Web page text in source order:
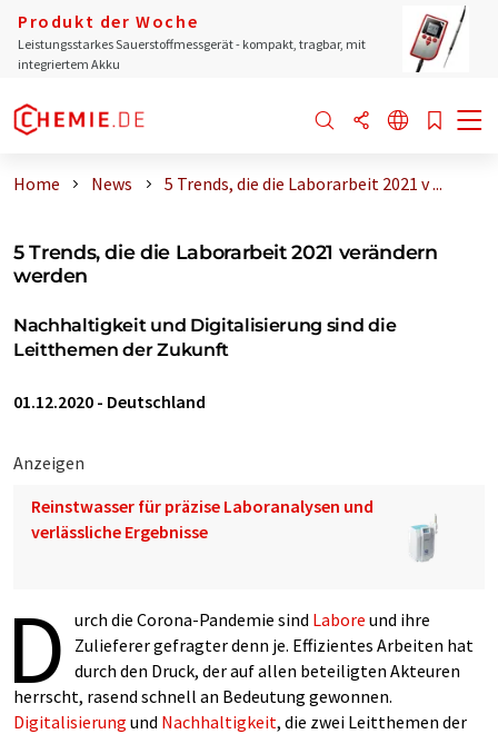
Produkt der Woche
Leistungsstarkes Sauerstoffmessgerät - kompakt, tragbar, mit
integriertem Akku
Home News 5 Trends, die die Laborarbeit 2021 v ...
5 Trends, die die Laborarbeit 2021 verändern
werden
Nachhaltigkeit und Digitalisierung sind die
Leitthemen der Zukunft
01.12.2020 - Deutschland
Anzeigen
Reinstwasser für präzise Laboranalysen und
verlässliche Ergebnisse
D urch die Corona-Pandemie sind Labore und ihre
Zulieferer gefragter denn je. Effizientes Arbeiten hat
durch den Druck, der auf allen beteiligten Akteuren
herrscht, rasend schnell an Bedeutung gewonnen.
Digitalisierung und Nachhaltigkeit, die zwei Leitthemen der